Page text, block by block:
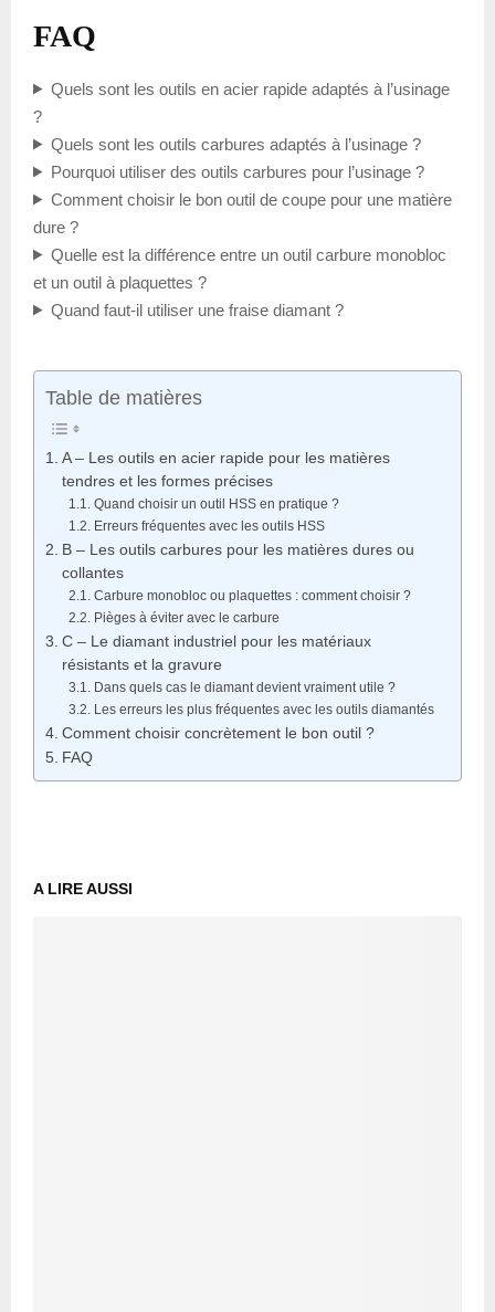
FAQ
Quels sont les outils en acier rapide adaptés à l’usinage
?
Quels sont les outils carbures adaptés à l’usinage ?
Pourquoi utiliser des outils carbures pour l’usinage ?
Comment choisir le bon outil de coupe pour une matière
dure ?
Quelle est la différence entre un outil carbure monobloc
et un outil à plaquettes ?
Quand faut-il utiliser une fraise diamant ?
Table de matières
A – Les outils en acier rapide pour les matières
tendres et les formes précises
Quand choisir un outil HSS en pratique ?
Erreurs fréquentes avec les outils HSS
B – Les outils carbures pour les matières dures ou
collantes
Carbure monobloc ou plaquettes : comment choisir ?
Pièges à éviter avec le carbure
C – Le diamant industriel pour les matériaux
résistants et la gravure
Dans quels cas le diamant devient vraiment utile ?
Les erreurs les plus fréquentes avec les outils diamantés
Comment choisir concrètement le bon outil ?
FAQ
A LIRE AUSSI